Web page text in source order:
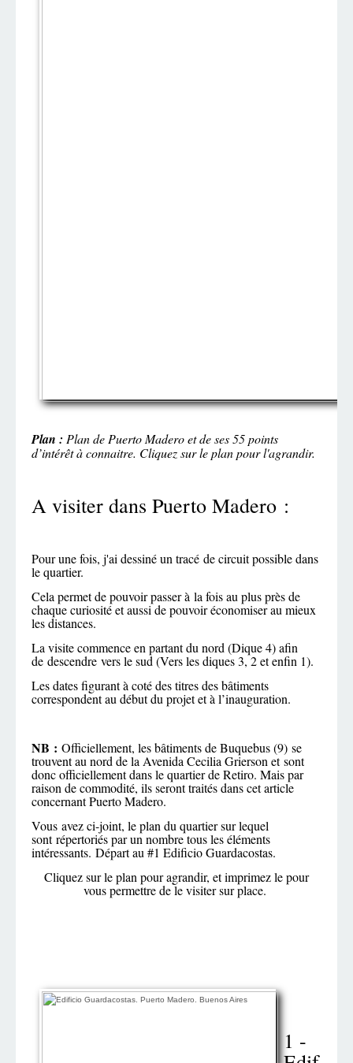
Plan : Plan de Puerto Madero et de ses 55 points
d’intérêt à connaitre. Cliquez sur le plan pour l'agrandir.
A visiter dans Puerto Madero :
Pour une fois, j'ai dessiné un tracé de circuit possible dans
le quartier.
Cela permet de pouvoir passer à la fois au plus près de
chaque curiosité et aussi de pouvoir économiser au mieux
les distances.
La visite commence en partant du nord (Dique 4) afin
de descendre vers le sud (Vers les diques 3, 2 et enfin 1).
Les dates figurant à coté des titres des bâtiments
correspondent au début du projet et à l’inauguration.
NB : Officiellement, les bâtiments de Buquebus (9) se
trouvent au nord de la Avenida Cecilia Grierson et sont
donc officiellement dans le quartier de Retiro. Mais par
raison de commodité, ils seront traités dans cet article
concernant Puerto Madero.
Vous avez ci-joint, le plan du quartier sur lequel
sont répertoriés par un nombre tous les éléments
intéressants. Départ au #1 Edificio Guardacostas.
Cliquez sur le plan pour agrandir, et imprimez le pour
vous permettre de le visiter sur place.
1 -